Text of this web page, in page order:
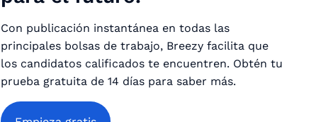
Con publicación instantánea en todas las
principales bolsas de trabajo, Breezy facilita que
los candidatos calificados te encuentren. Obtén tu
prueba gratuita de 14 días para saber más.